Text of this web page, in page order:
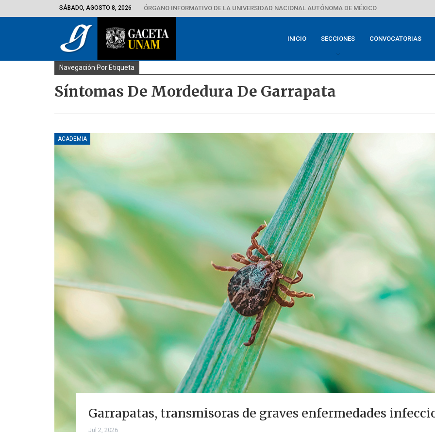
SÁBADO, AGOSTO 8, 2026 ÓRGANO INFORMATIVO DE LA UNIVERSIDAD NACIONAL AUTÓNOMA DE MÉXICO
INICIO SECCIONES CONVOCATORIAS
Navegación Por Etiqueta
Síntomas De Mordedura De Garrapata
ACADEMIA
Garrapatas, transmisoras de graves enfermedades
Jul 2, 2026